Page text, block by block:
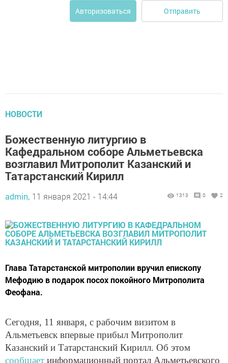
Авторизоваться Отправить
НОВОСТИ
Божественную литургию в
Кафедральном соборе Альметьевска
возглавил Митрополит Казанский и
Татарстанский Кирилл
admin, 11 января 2021 - 14:44 1313 0 2
Глава Татарстанской митрополии вручил епископу
Мефодию в подарок посох покойного Митрополита
Феофана.
Сегодня, 11 января, с рабочим визитом в
Альметьевск впервые прибыл Митрополит
Казанский и Татарстанский Кирилл. Об этом
сообщает информационный портал Альметьевского